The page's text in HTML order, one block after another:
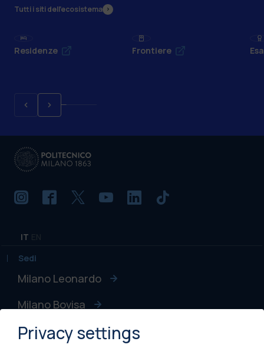
Tutti i siti dell’ecosistema
Residenze Frontiere
IT
Sedi
Milano Leonardo
Milano Bovisa
Cremona
Privacy settings